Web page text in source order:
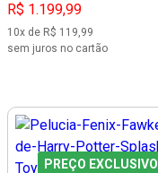
R$ 1.199,99
10x de R$ 119,99
sem juros no cartão
PREÇO EXCLUSIVO